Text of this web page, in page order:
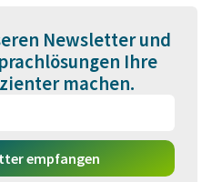
Newsletter und
Ihre
machen.
empfangen